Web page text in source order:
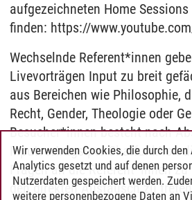
aufgezeichneten Home
finden: https://
Wechselnde Referent*innen
Livevorträgen Input zu breit
aus Bereichen wie Philosophie,
Recht, Gender, Theologie oder
Besucher*innen besteht nach
Inputvortrags per Chatfunktion
Fragen an die Referent*innen zu
den direkten Austausch zu
Wir verwenden Cookies, die durch
Analytics gesetzt und auf denen
Nutzerdaten gespeichert werden.
weitere personenbezogene Daten an